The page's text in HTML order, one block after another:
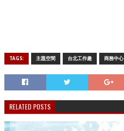
TAGS: 主題空間 台北工作趣 商務中心
RELATED POSTS